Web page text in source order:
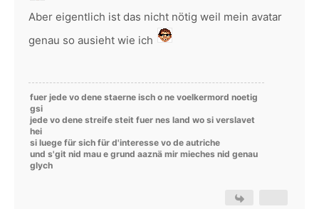
Aber eigentlich ist das nicht nötig weil mein avatar
genau so ausieht wie ich
fuer jede vo dene staerne isch o ne voelkermord noetig
gsi
jede vo dene streife steit fuer nes land wo si verslavet
hei
si luege für sich für d'interesse vo de autriche
und s'git nid mau e grund aaznä mir mieches nid genau
glych